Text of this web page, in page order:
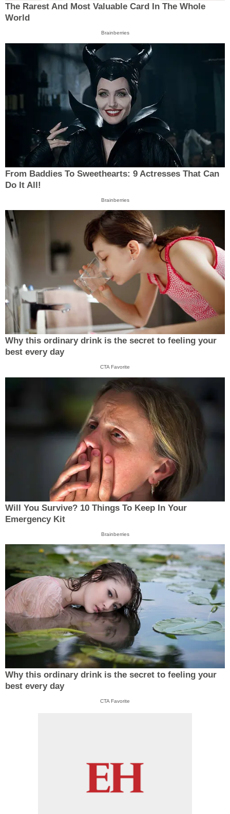
The Rarest And Most Valuable Card In The Whole
World
Brainberries
From Baddies To Sweethearts: 9 Actresses That Can
Do It All!
Brainberries
Why this ordinary drink is the secret to feeling your
best every day
CTA Favorite
Will You Survive? 10 Things To Keep In Your
Emergency Kit
Brainberries
Why this ordinary drink is the secret to feeling your
best every day
CTA Favorite